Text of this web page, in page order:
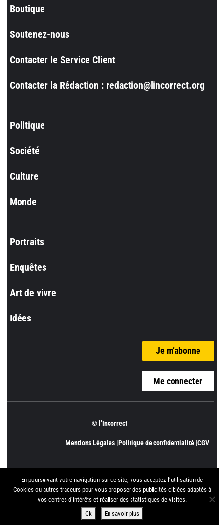
Boutique
Soutenez-nous
Contacter le Service Client
Contacter la Rédaction : redaction@lincorrect.org
Politique
Société
Culture
Monde
Portraits
Enquêtes
Art de vivre
Idées
Je m’abonne
Me connecter
© l’Incorrect
Mentions Légales |Politique de confidentialité |CGV
En poursuivant votre navigation sur ce site, vous acceptez l’utilisation de
Cookies ou autres traceurs pour vous proposer des publicités ciblées adaptés à
vos centres d’intérêts et réaliser des statistiques de visites.
Ok
En savoir plus